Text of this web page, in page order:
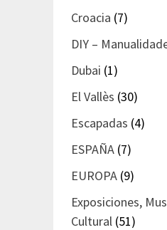
Croacia (7)
DIY –
Dubai (1)
El Vallès (30)
Escapadas (4)
ESPAÑA (7)
EUROPA (9)
Exposiciones,
Cultural (51)